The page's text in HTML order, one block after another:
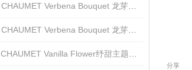
CHAUMET Verbena Bouquet 龙芽主题戒指 戒指
CHAUMET Verbena Bouquet 龙芽主题耳环 耳饰
CHAUMET Vanilla Flower纾甜主题胸针 胸针
分享